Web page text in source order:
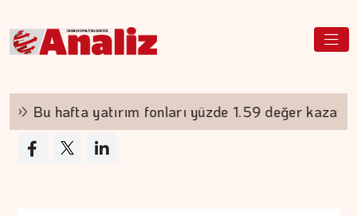
Bu hafta yatırım fonları yüzde 1.59 değer kazandı